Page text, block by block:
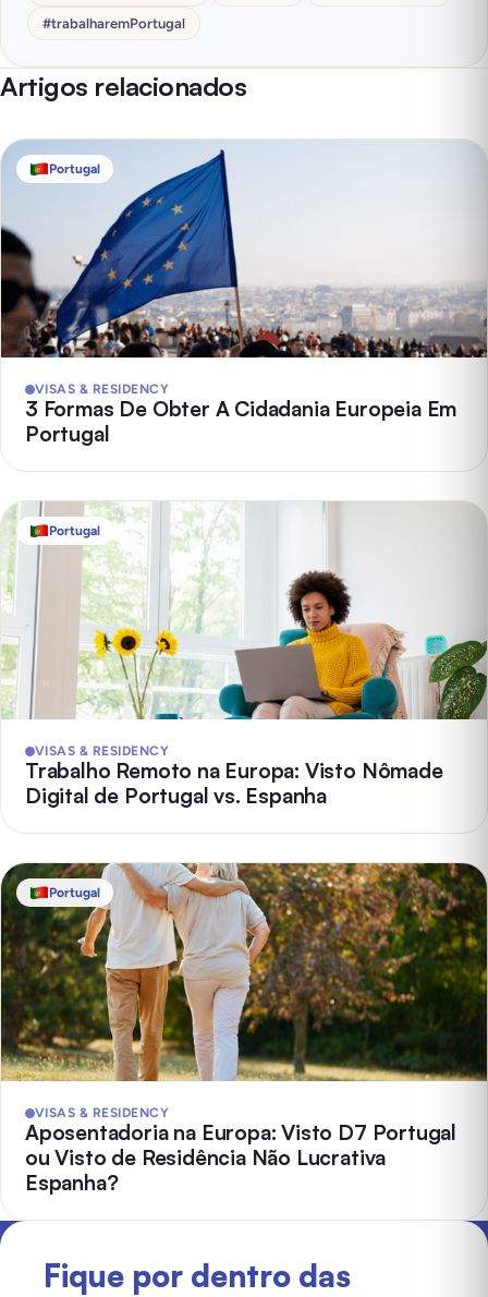
#trabalharemPortugal
Artigos relacionados
Portugal
VISAS & RESIDENCY
3 Formas De Obter A Cidadania Europeia Em
Portugal
Portugal
VISAS & RESIDENCY
Trabalho Remoto na Europa: Visto Nômade
Digital de Portugal vs. Espanha
Portugal
VISAS & RESIDENCY
Aposentadoria na Europa: Visto D7 Portugal
ou Visto de Residência Não Lucrativa
Espanha?
Fique por dentro das